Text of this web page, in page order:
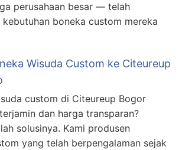
perusahaan besar — telah
boneka custom mereka
Wisuda Custom ke Citeureup
custom di Citeureup Bogor
dan harga transparan?
solusinya. Kami produsen
yang telah berpengalaman sejak